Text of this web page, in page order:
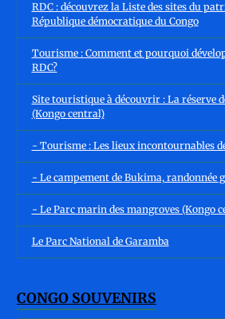
RDC : découvrez la Liste des sites du
République démocratique du Congo
Tourisme : Comment et pourquoi
RDC?
Site touristique à découvrir : La réserve
(Kongo central)
- Tourisme : Les lieux incontournables
- Le campement de Bukima, randonnée
- Le Parc marin des mangroves (Kongo
Le Parc National de Garamba
CONGO SOUVENIRS